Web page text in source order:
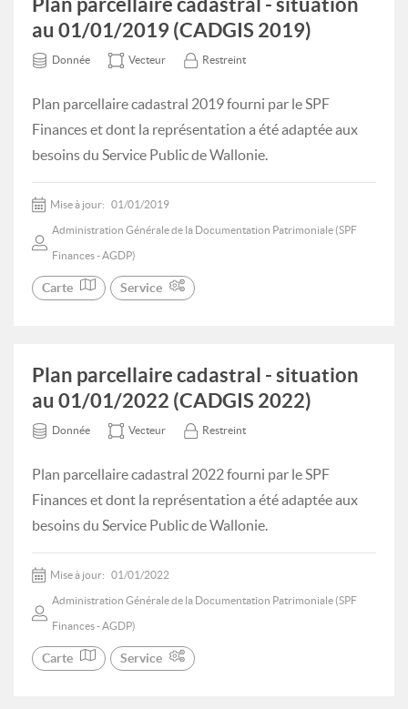
au 01/01/2019 (CADGIS 2019)
Donnée Vecteur Restreint
Plan parcellaire cadastral 2019 fourni par le SPF
Finances et dont la représentation a été adaptée aux
besoins du Service Public de Wallonie.
Mise à jour: 01/01/2019
Administration Générale de la Documentation Patrimoniale (SPF
Finances - AGDP)
Carte Service
Plan parcellaire cadastral - situation
au 01/01/2022 (CADGIS 2022)
Donnée Vecteur Restreint
Plan parcellaire cadastral 2022 fourni par le SPF
Finances et dont la représentation a été adaptée aux
besoins du Service Public de Wallonie.
Mise à jour: 01/01/2022
Administration Générale de la Documentation Patrimoniale (SPF
Finances - AGDP)
Carte Service